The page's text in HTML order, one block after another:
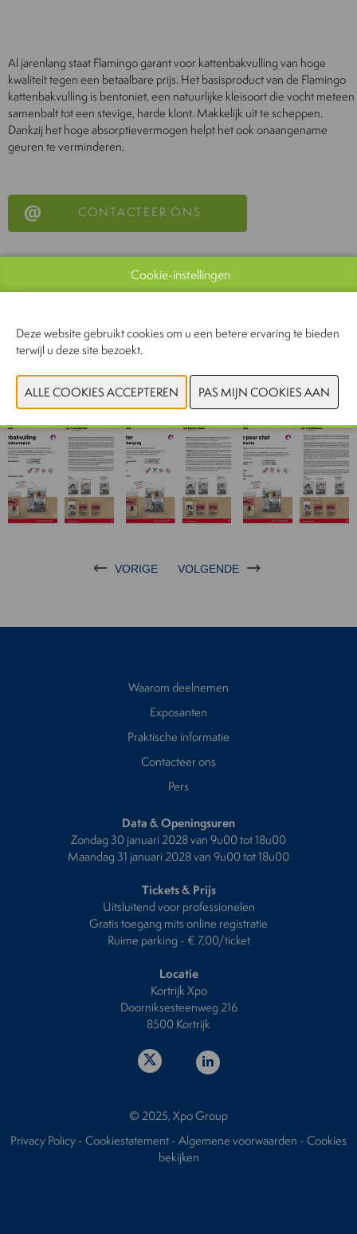
Al jarenlang staat Flamingo garant voor kattenbakvulling van hoge
kwaliteit tegen een betaalbare prijs. Het basisproduct van de Flamingo
kattenbakvulling is bentoniet, een natuurlijke kleisoort die vocht meteen
samenbalt tot een stevige, harde klont. Makkelijk uit te scheppen.
Dankzij het hoge absorptievermogen helpt het ook onaangename
geuren te verminderen.
CONTACTEER ONS
content te zien.Cookies bekijken
VORIGE VOLGENDE
Waarom deelnemen
Exposanten
Praktische informatie
Contacteer ons
Pers
Data & Openingsuren
Zondag 30 januari 2028 van 9u00 tot 18u00
Maandag 31 januari 2028 van 9u00 tot 18u00
Tickets & Prijs
Uitsluitend voor professionelen
Gratis toegang mits online registratie
Ruime parking - € 7,00/ticket
Locatie
Kortrijk Xpo
Doorniksesteenweg 216
8500 Kortrijk
© 2025, Xpo Group
Privacy Policy-Cookiestatement-Algemene voorwaarden -Cookies
bekijken
Cookie-instellingen
Deze website gebruikt cookies om u een betere ervaring te bieden
terwijl u deze site bezoekt.